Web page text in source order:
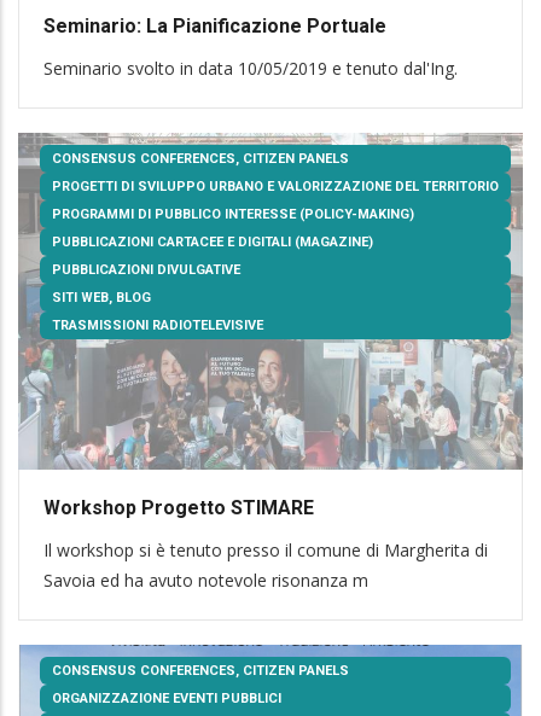
Seminario: La Pianificazione Portuale
Seminario svolto in data 10/05/2019 e tenuto dal'Ing.
CONSENSUS CONFERENCES, CITIZEN PANELS
PROGETTI DI SVILUPPO URBANO E VALORIZZAZIONE DEL TERRITORIO
PROGRAMMI DI PUBBLICO INTERESSE (POLICY-MAKING)
PUBBLICAZIONI CARTACEE E DIGITALI (MAGAZINE)
PUBBLICAZIONI DIVULGATIVE
SITI WEB, BLOG
TRASMISSIONI RADIOTELEVISIVE
Workshop Progetto STIMARE
Il workshop si è tenuto presso il comune di Margherita di
Savoia ed ha avuto notevole risonanza m
CONSENSUS CONFERENCES, CITIZEN PANELS
ORGANIZZAZIONE EVENTI PUBBLICI